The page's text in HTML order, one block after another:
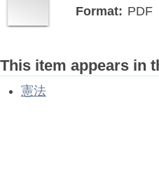
Format: PDF
This item appears in
憲法